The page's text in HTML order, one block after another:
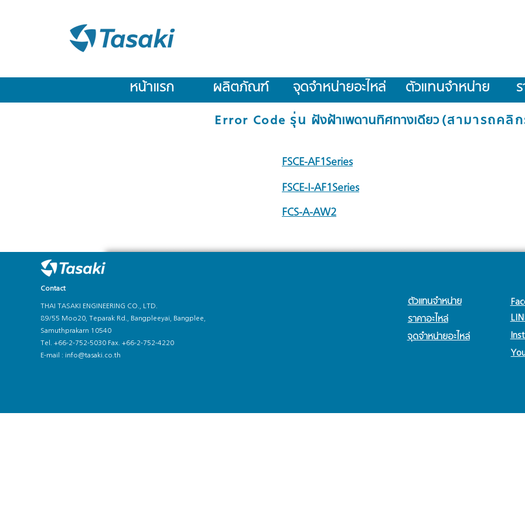
หน้าแรก ผลิตภัณฑ์ จุดจำหน่ายอะไหล่ ตัวแทนจำหน่าย
Error Code รุ่น ฝังฝ้าเพดานทิศทางเดียว(สามารถคลิ
FSCE-AF1Series
FSCE-I-AF1Series
FCS-A-AW2
Contact
THAI TASAKI ENGINEERING CO., LTD.
89/55 Moo20, Teparak Rd., Bangpleeyai, Bangplee,
Samuthprakarn 10540
Tel. +66-2-752-5030 Fax. +66-2-752-4220
E-mail : info@tasaki.co.th
ตัวแทนจำหน่าย
ราคาอะไหล่
จุดจำหน่ายอะไหล่